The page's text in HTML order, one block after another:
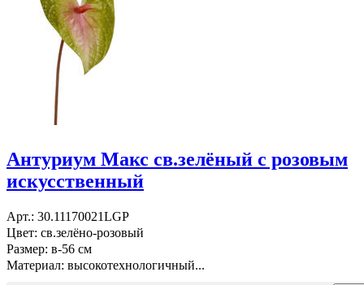
Антуриум Макс св.зелёный с розовым
искусственный
Арт.: 30.11170021LGP
Цвет: св.зелёно-розовый
Размер: в-56 см
Материал: высокотехнологичный...